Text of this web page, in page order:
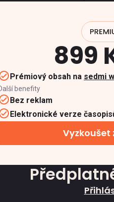
899
Prémiový obsah na sedmi
benefity
Bez reklam
Elektronické verze
Vyzkoušet